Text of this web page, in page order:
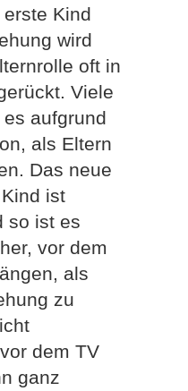
Kind
wird
oft in
Viele
aufgrund
als Eltern
Das neue
ist
so ist es
vor dem
als
zu
dem TV
ganz